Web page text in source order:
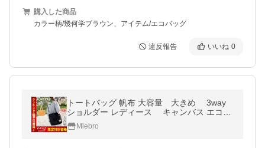
購入した商品
カラー柄/幾何学ブラウン、アイテム/エコバッグ
違反報告 いいね 0
トートバッグ 帆布 大容量 大きめ 3way
ショルダー レディース キャンバス エコバ
ッグ マザーズバッグ 旅行
Mlebro